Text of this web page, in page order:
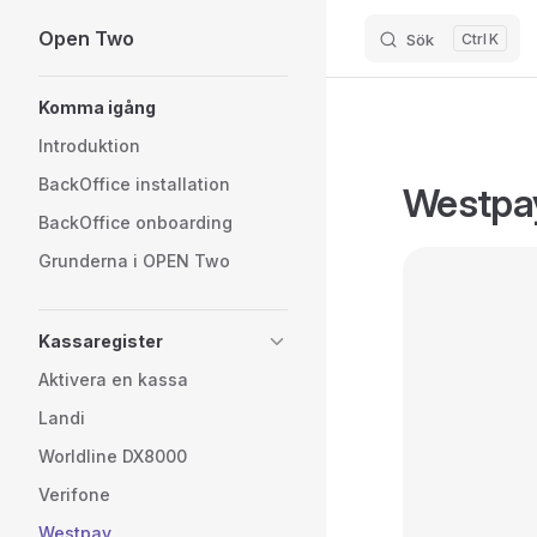
Skip to content
Open Two Sök K
Komma igång
Introduktion
BackOffice installation
BackOffice onboarding
Grunderna i OPEN Two
Kassaregister
Aktivera en kassa
Landi
Worldline DX8000
Verifone
Westpay